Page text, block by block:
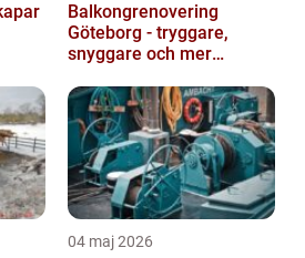
Balkongrenovering
Göteborg - tryggare,
snyggare och mer
04 maj 2026